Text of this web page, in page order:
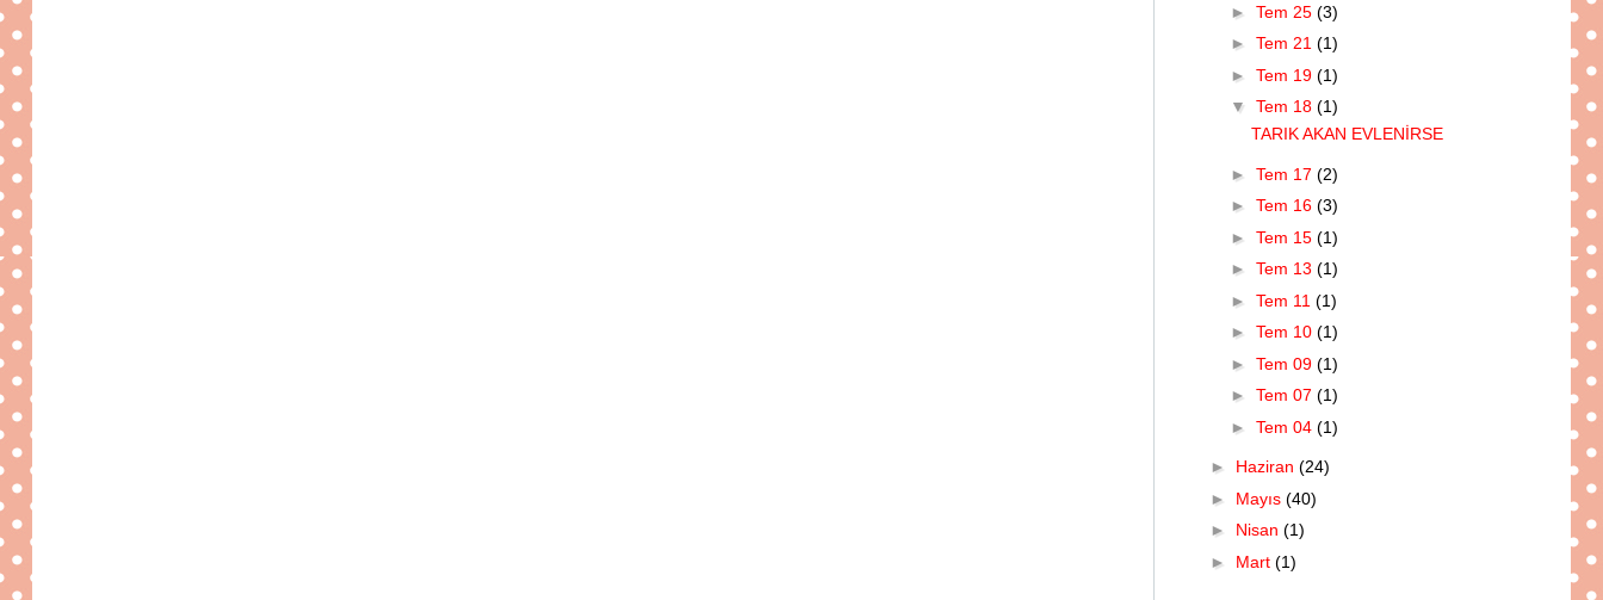
► Tem 25 (3)
► Tem 21 (1)
► Tem 19 (1)
▼ Tem 18 (1)
TARIK AKAN EVLENİRSE
► Tem 17 (2)
► Tem 16 (3)
► Tem 15 (1)
► Tem 13 (1)
► Tem 11 (1)
► Tem 10 (1)
► Tem 09 (1)
► Tem 07 (1)
► Tem 04 (1)
► Haziran (24)
► Mayıs (40)
► Nisan (1)
► Mart (1)